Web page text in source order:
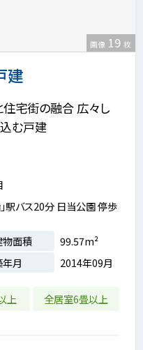
建
画像 19 枚
宅街の融合 広々し
む戸建
駅バス20分 日当公園 停歩
物面積
99.57m²
月 2014年09月
上 全居室6畳以上